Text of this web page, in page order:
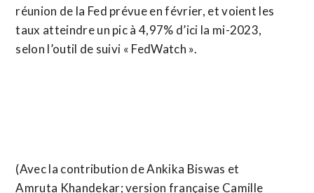
réunion de la Fed prévue en février, et voient les
taux atteindre un pic à 4,97% d’ici la mi-2023,
selon l’outil de suivi « FedWatch ».
(Avec la contribution de Ankika Biswas et
Amruta Khandekar; version française Camille